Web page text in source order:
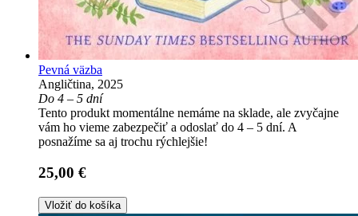
Pevná väzba
Angličtina, 2025
Do 4 – 5 dní
Tento produkt momentálne nemáme na sklade, ale zvyčajne
vám ho vieme zabezpečiť a odoslať do 4 – 5 dní. A
posnažíme sa aj trochu rýchlejšie!
25,00 €
Vložiť do košíka